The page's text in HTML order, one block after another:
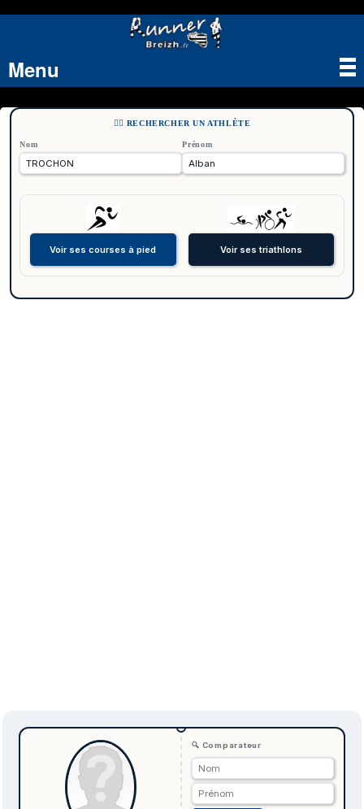
Menu
🏃‍♂️ RECHERCHER UN ATHLÈTE
Nom Prénom
🔍 Comparateur